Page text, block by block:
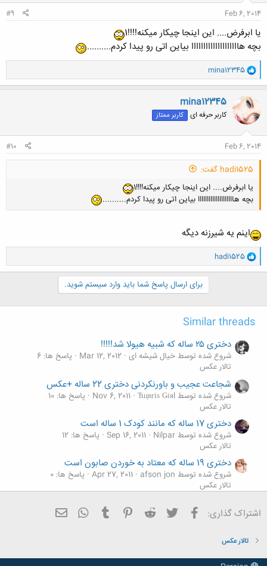
Feb 6, 2014
#9
یا ابرفرض.... این اینجا چیکار میکنه!!!!1
بچه هاااااااااااااااااااا بیاین اتی رو پیدا کردم..........
و
ا
ک
ن
ش
ه
ا
mina12345
mina12345
کاربر حرفه ای کاربر ممتاز
Feb 6, 2014
#10
hadi1525 گفت:
یا ابرفرض.... این اینجا چیکار میکنه!!!!1
بچه هاااااااااااااااااااا بیاین اتی رو پیدا کردم..........
اينم يه شيرزنه ديگه
و
ا
ک
:
hadi1525
برای ارسال پاسخ شما باید وارد سیستم شوید.
Similar threads
دختری ۲۵ ساله که شبیه هیولا شد!!!!!
شروع شده توسط خیال شیشه ای Mar 12, 2012
پاسخ ها: 6
تالار عکس
شجاعت عجیب و باورنکردنی دختری 22 ساله +عکس
شروع شده توسط Ћцвгіѕ Ǥіяl Nov 6, 2011
پاسخ ها: 10
تالار عکس
دختری 17 ساله که مانند کودک 1 ساله است
شروع شده توسط Nilpar Sep 16, 2011 پاسخ ها: 12
تالار عکس
دختری 19 ساله که معتاد به خوردن صابون است
شروع شده توسط afson jon Apr 27, 2011 پاسخ ها: 0
تالار عکس
چهره دختری 18 ساله قبل وپس ازدرمان
شروع شده توسط ni_rosa_ce Apr 8, 2011
پاسخ ها: 3
اشتراک گذاری: فیسبوک تویتر Reddit
Pinterest
Tumblr
WhatsApp
تالار عکس